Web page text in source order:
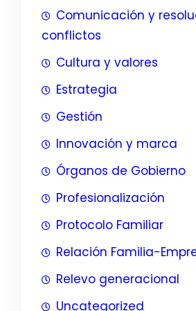
Comunicación y
conflictos
Cultura y valores
Estrategia
Gestión
Innovación y marca
Órganos de Gobierno
Profesionalización
Protocolo Familiar
Relación Familia-
Relevo generacional
Uncategorized